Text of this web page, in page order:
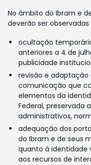
No âmbito do Ibram e
deverão ser
ocultação
anteriores a 4 de
publicidade
revisão e adaptação
comunicação que
elementos da
Federal, preservada
administrativos,
adequação dos
do Ibram e de seus
quanto à identidade
aos recursos de